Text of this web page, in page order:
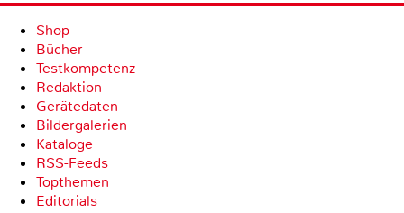
Shop
Bücher
Testkompetenz
Redaktion
Gerätedaten
Bildergalerien
Kataloge
RSS-Feeds
Topthemen
Editorials